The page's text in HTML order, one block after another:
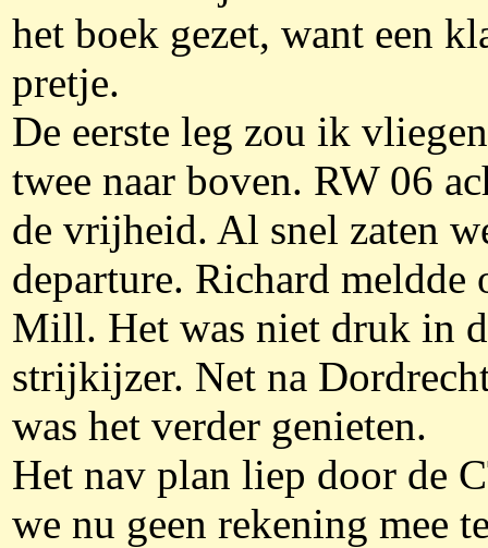
het boek gezet, want een
pretje.
De eerste leg zou ik
twee naar boven. RW 06
de vrijheid. Al snel zaten
departure. Richard
Mill. Het was niet druk in
strijkijzer. Net na
was het verder genieten.
Het nav plan liep door de
we nu geen rekening mee